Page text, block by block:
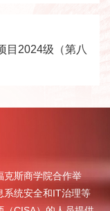
目2024级（第八
克斯商学院合作举
系统安全和IT治理等